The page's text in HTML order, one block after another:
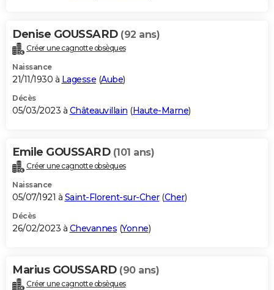
Denise GOUSSARD (92 ans)
Créer une cagnotte obsèques
Naissance
21/11/1930 à Lagesse (Aube)
Décès
05/03/2023 à Châteauvillain (Haute-Marne)
Emile GOUSSARD (101 ans)
Créer une cagnotte obsèques
Naissance
05/07/1921 à Saint-Florent-sur-Cher(Cher)
Décès
26/02/2023 à Chevannes (Yonne)
Marius GOUSSARD (90 ans)
Créer une cagnotte obsèques